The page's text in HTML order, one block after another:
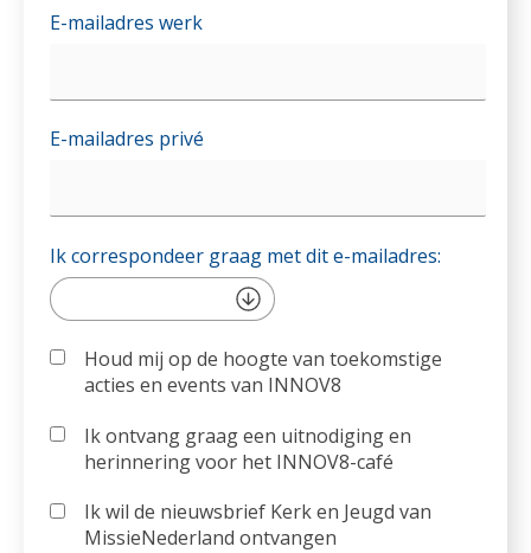
E-mailadres werk
E-mailadres privé
Ik correspondeer graag met dit e-mailadres:
Houd mij op de hoogte van toekomstige
acties en events van INNOV8
Ik ontvang graag een uitnodiging en
herinnering voor het INNOV8-café
Ik wil de nieuwsbrief Kerk en Jeugd van
MissieNederland ontvangen